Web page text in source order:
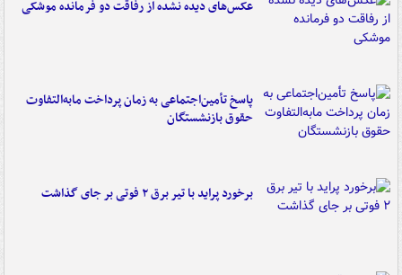
عکس‌های دیده نشده از رفاقت دو فرمانده‌ موشکی
پاسخ تأمین‌اجتماعی به زمان پرداخت مابه‌التفاوت
حقوق بازنشستگان
برخورد پراید با تیر برق ۲ فوتی بر جای گذاشت